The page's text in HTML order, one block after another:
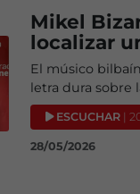
Mikel
localizar
El músico
letra dura sobre
ESCUCHAR |
28/05/2026